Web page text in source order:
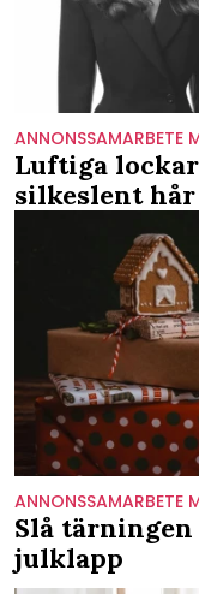
ANNONSSAMARBETE
Luftiga
silkeslent
ANNONSSAMARBETE
Slå
julklapp